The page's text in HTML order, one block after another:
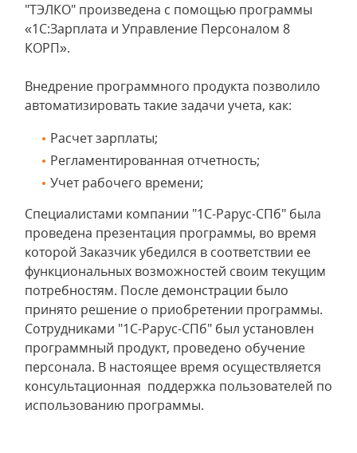
"ТЭЛКО" произведена с помощью программы
«1С:Зарплата и Управление Персоналом 8
КОРП».
Внедрение программного продукта позволило
автоматизировать такие задачи учета, как:
Расчет зарплаты;
Регламентированная отчетность;
Учет рабочего времени;
Специалистами компании "1С-Рарус-СПб" была
проведена презентация программы, во время
которой Заказчик убедился в соответствии ее
функциональных возможностей своим текущим
потребностям. После демонстрации было
принято решение о приобретении программы.
Сотрудниками "1С-Рарус-СПб" был установлен
программный продукт, проведено обучение
персонала. В настоящее время осуществляется
консультационная поддержка пользователей по
использованию программы.